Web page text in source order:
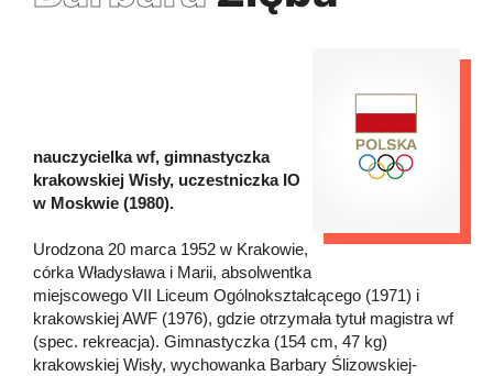
nauczycielka wf, gimnastyczka
krakowskiej Wisły, uczestniczka IO
w Moskwie (1980).
Urodzona 20 marca 1952 w Krakowie,
córka Władysława i Marii, absolwentka
miejscowego VII Liceum Ogólnokształcącego (1971) i
krakowskiej AWF (1976), gdzie otrzymała tytuł magistra wf
(spec. rekreacja). Gimnastyczka (154 cm, 47 kg)
krakowskiej Wisły, wychowanka Barbary Ślizowskiej-